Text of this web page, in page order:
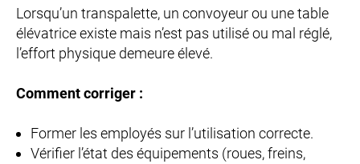
Lorsqu’un transpalette, un convoyeur ou une table
élévatrice existe mais n’est pas utilisé ou mal réglé,
l’effort physique demeure élevé.
Comment corriger :
Former les employés sur l’utilisation correcte.
Vérifier l’état des équipements (roues, freins,